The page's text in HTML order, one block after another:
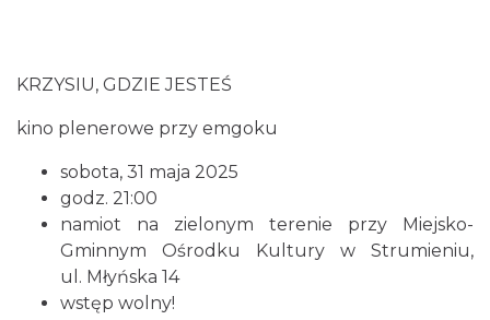
KRZYSIU, GDZIE JESTEŚ
kino plenerowe przy emgoku
sobota, 31 maja 2025
godz. 21:00
namiot na zielonym terenie przy Miejsko-
Gminnym Ośrodku Kultury w Strumieniu,
ul. Młyńska 14
wstęp wolny!